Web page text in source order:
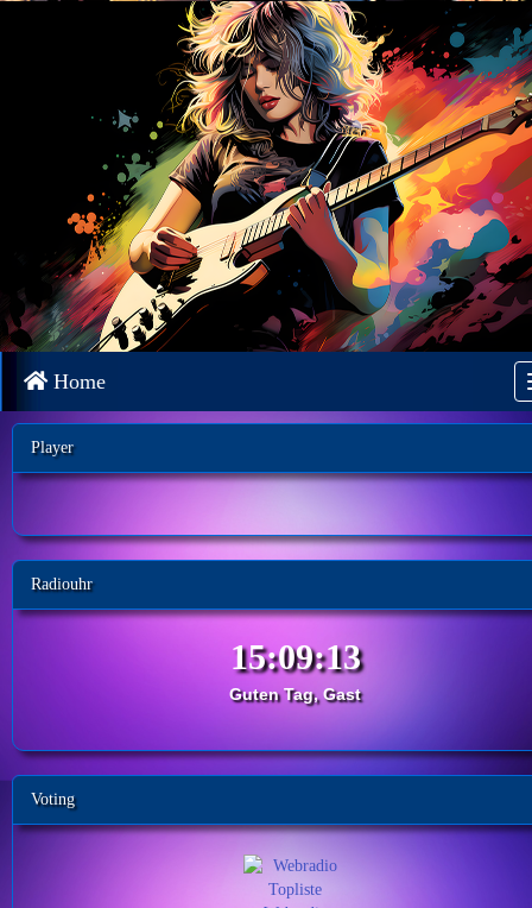
Home
Player
Radiouhr
Guten Tag, Gast
Voting